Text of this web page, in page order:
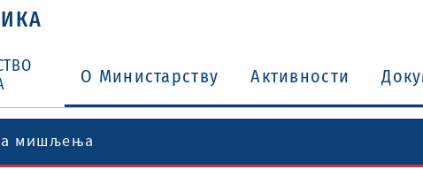
O Министарству Активности
мишљења